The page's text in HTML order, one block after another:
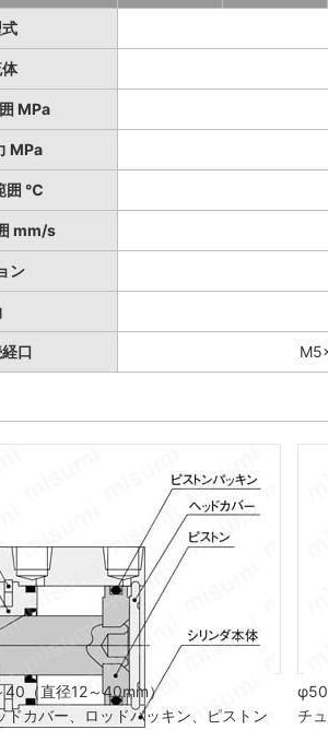
MPa
MPa
囲 ℃
mm/s
ン
口
（直径12～40mm）
ドカバー、ロッドパッキン、ピストン
φ50
チ